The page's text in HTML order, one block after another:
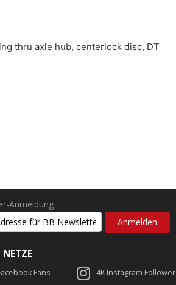
thru axle hub, centerlock disc, DT
Anmeldung
NETZE
Fans 4K Instagram Follower